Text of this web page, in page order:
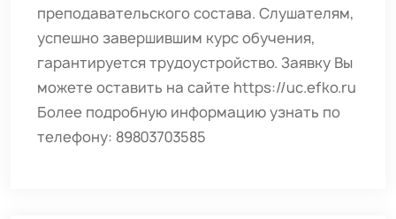
преподавательского состава. Слушателям,
успешно завершившим курс обучения,
гарантируется трудоустройство. Заявку Вы
можете оставить на сайте https://uc.efko.ru
Более подробную информацию узнать по
телефону: 89803703585